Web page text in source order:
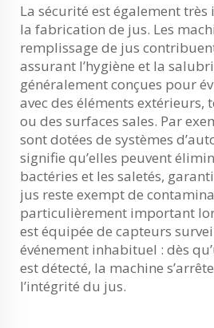
La sécurité est également
la fabrication de jus. Les
remplissage de jus
assurant l’hygiène et la
généralement conçues pour
avec des éléments extérieurs,
ou des surfaces sales. Par
sont dotées de systèmes
signifie qu’elles peuvent
bactéries et les saletés,
jus reste exempt de
particulièrement important
est équipée de capteurs
événement inhabituel : dès
est détecté, la machine
l’intégrité du jus.